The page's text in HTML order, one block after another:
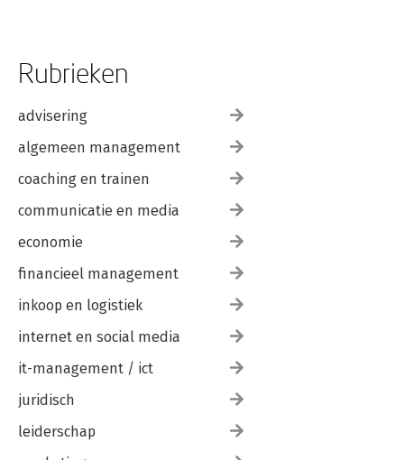
Rubrieken
advisering
algemeen management
coaching en trainen
communicatie en media
economie
financieel management
inkoop en logistiek
internet en social media
it-management / ict
juridisch
leiderschap